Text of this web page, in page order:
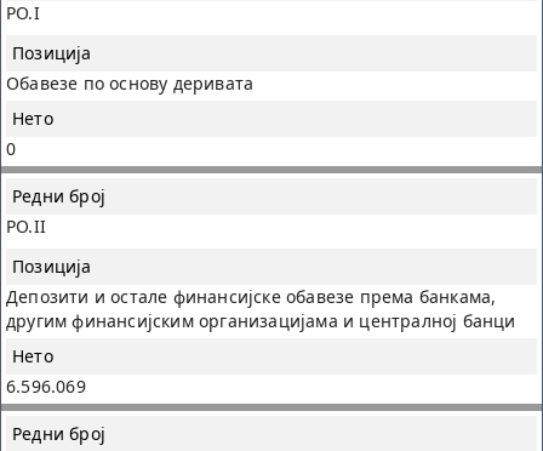
PO.I
Обавезе по основу деривата
0
PO.II
Депозити и остале финансијске обавезе према банкама,
другим финансијским организацијама и централној банци
6.596.069